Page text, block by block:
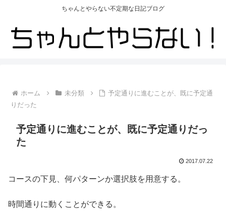
ちゃんとやらない不定期な日記ブログ
ホーム 未分類
予定通りに進むことが、既に予定通
りだった
予定通りに進むことが、既に予定通りだっ
た
2017.07.22
コースの下見、何パターンか選択肢を用意する。
時間通りに動くことができる。